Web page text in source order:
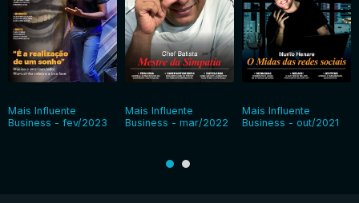
Mais Influente
Business - fev/2023
Mais Influente
Business - mar/2022
Mais Influente
Business - out/2021